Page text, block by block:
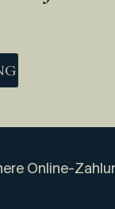
Online-